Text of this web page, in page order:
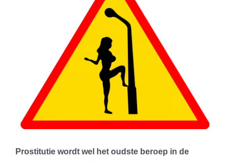
Prostitutie wordt wel het oudste beroep in de